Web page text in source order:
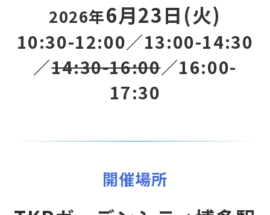
2026年6月23日(火)
10:30-12:00／13:00-14:30
／14:30-16:00／16:00-
17:30
開催場所